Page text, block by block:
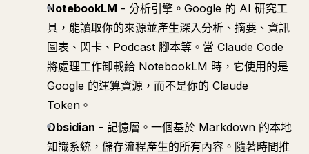
NotebookLM - 分析引擎。Google 的 AI 研究工
具，能讀取你的來源並產生深入分析、摘要、資訊
圖表、閃卡、Podcast 腳本等。當 Claude Code
將處理工作卸載給 NotebookLM 時，它使用的是
Google 的運算資源，而不是你的 Claude
Token。
Obsidian - 記憶層。一個基於 Markdown 的本地
知識系統，儲存流程產生的所有內容。隨著時間推